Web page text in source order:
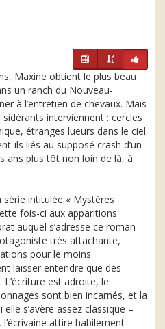
Maxine obtient le plus beau
un ranch du Nouveau-
à l’entretien de chevaux. Mais
interviennent : cercles
étranges lueurs dans le ciel.
ils liés au supposé crash d’un
ans plus tôt non loin de là, à
intitulée « Mystères
fois-ci aux apparitions
auquel s’adresse ce roman
très attachante,
pour le moins
laisser entendre que des
est adroite, le
sont bien incarnés, et la
s’avère assez classique –
attire habilement